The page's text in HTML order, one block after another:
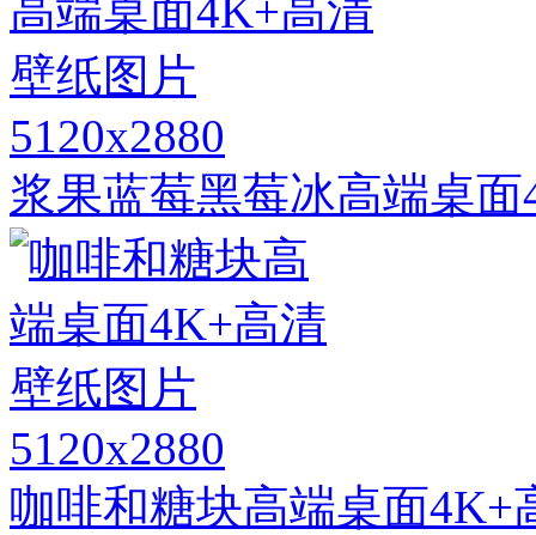
5120x2880
浆果蓝莓黑莓冰高端桌
5120x2880
咖啡和糖块高端桌面4K+